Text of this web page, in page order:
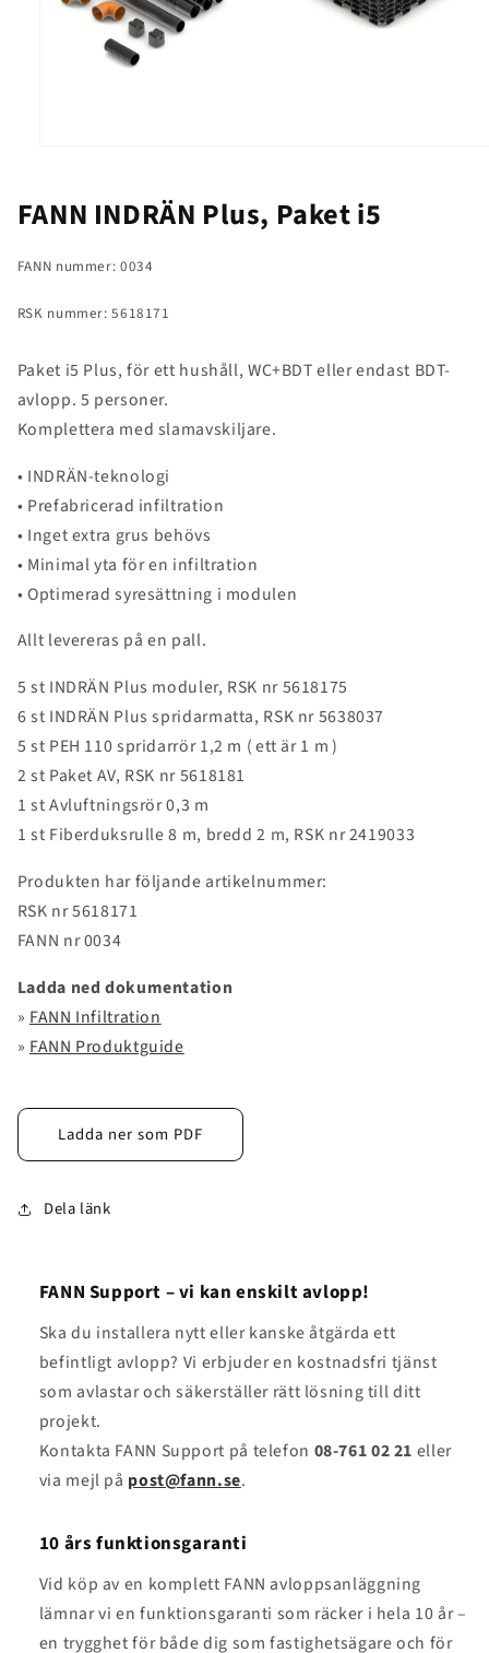
i
modalfönster
FANN INDRÄN Plus, Paket i5
FANN nummer: 0034
RSK nummer: 5618171
Paket i5 Plus, för ett hushåll, WC+BDT eller endast BDT-
avlopp. 5 personer.
Komplettera med slamavskiljare.
• INDRÄN-teknologi
• Prefabricerad infiltration
• Inget extra grus behövs
• Minimal yta för en infiltration
• Optimerad syresättning i modulen
Allt levereras på en pall.
5 st INDRÄN Plus moduler, RSK nr 5618175
6 st INDRÄN Plus spridarmatta, RSK nr 5638037
5 st PEH 110 spridarrör 1,2 m ( ett är 1 m )
2 st Paket AV, RSK nr 5618181
1 st Avluftningsrör 0,3 m
1 st Fiberduksrulle 8 m, bredd 2 m, RSK nr 2419033
Produkten har följande artikelnummer:
RSK nr 5618171
FANN nr 0034
Ladda ned dokumentation
» FANN Infiltration
» FANN Produktguide
Ladda ner som PDF
Dela länk
FANN Support – vi kan enskilt avlopp!
Ska du installera nytt eller kanske åtgärda ett
befintligt avlopp? Vi erbjuder en kostnadsfri tjänst
som avlastar och säkerställer rätt lösning till ditt
projekt.
Kontakta FANN Support på telefon 08-761 02 21 eller
via mejl på post@fann.se.
10 års funktionsgaranti
Vid köp av en komplett FANN avloppsanläggning
lämnar vi en funktionsgaranti som räcker i hela 10 år –
en trygghet för både dig som fastighetsägare och för